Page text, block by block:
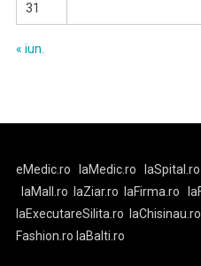
31
« iun.
eMedic.ro laMedic.ro laSpital.ro
laMall.ro
laZiar.ro laFirma.ro
laExecutareSilita.ro
laChisinau.ro
Fashion.ro laBalti.ro